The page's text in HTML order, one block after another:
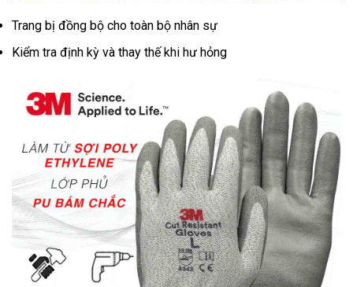
Trang bị đồng bộ cho toàn bộ nhân sự
Kiểm tra định kỳ và thay thế khi hư hỏng